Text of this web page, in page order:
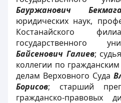
Бауржанович
юридических наук,
Костанайского
государственного
Байсенович Галиев;
коллегии по
делам Верховного Суда
Борисов; старший
гражданско-правовых